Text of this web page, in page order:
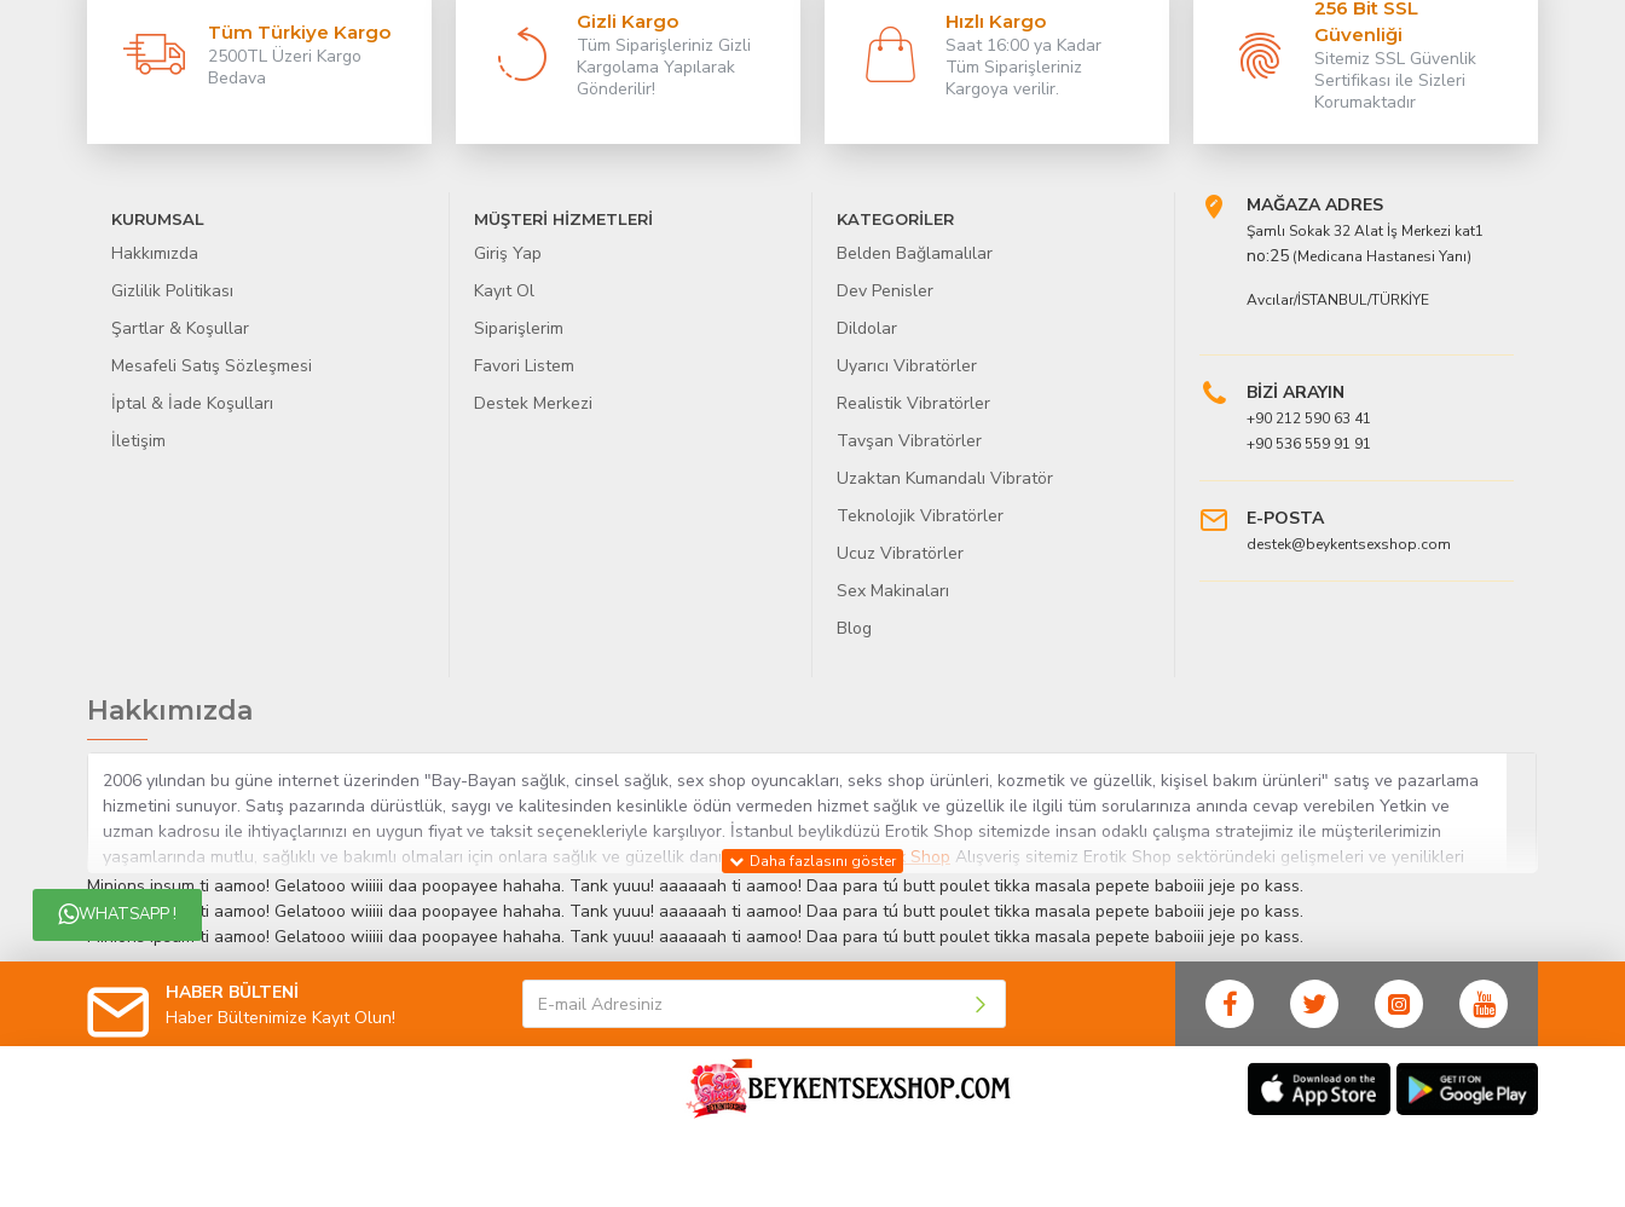
WHATSAPP !
Tüm Türkiye Kargo
2500TL Üzeri Kargo
Bedava
Gizli Kargo
Tüm Siparişleriniz Gizli
Kargolama Yapılarak
Gönderilir!
Hızlı Kargo
Saat 16:00 ya Kadar
Tüm Siparişleriniz
Kargoya verilir.
256 Bit SSL
Güvenliği
Sitemiz SSL Güvenlik
Sertifikası ile Sizleri
Korumaktadır
KURUMSAL
Hakkımızda
Gizlilik Politikası
Şartlar & Koşullar
Mesafeli Satış Sözleşmesi
İptal & İade Koşulları
İletişim
MÜŞTERİ HİZMETLERİ
Giriş Yap
Kayıt Ol
Siparişlerim
Favori Listem
Destek Merkezi
KATEGORİLER
Belden Bağlamalılar
Dev Penisler
Dildolar
Uyarıcı Vibratörler
Realistik Vibratörler
Tavşan Vibratörler
Uzaktan Kumandalı Vibratör
Teknolojik Vibratörler
Ucuz Vibratörler
Sex Makinaları
Blog
MAĞAZA ADRES
Şamlı Sokak 32 Alat İş Merkezi kat1
no:25 (Medicana Hastanesi Yanı)
Avcılar/İSTANBUL/TÜRKİYE
BİZİ ARAYIN
+90 212 590 63 41
+90 536 559 91 91
E-POSTA
destek@beykentsexshop.com
Hakkımızda
2006 yılından bu güne internet üzerinden "Bay-Bayan sağlık, cinsel sağlık, sex shop oyuncakları, seks shop ürünleri, kozmetik ve güzellik, kişisel bakım ürünleri" satış ve pazarlama
hizmetini sunuyor. Satış pazarında dürüstlük, saygı ve kalitesinden kesinlikle ödün vermeden hizmet sağlık ve güzellik ile ilgili tüm sorularınıza anında cevap verebilen Yetkin ve
uzman kadrosu ile ihtiyaçlarınızı en uygun fiyat ve taksit seçenekleriyle karşılıyor. İstanbul beylikdüzü Erotik Shop sitemizde insan odaklı çalışma stratejimiz ile müşterilerimizin
yaşamlarında mutlu, sağlıklı ve bakımlı olmaları için onlara sağlık ve güzellik danışmanlığı sağlıyoruz.Sex Shop Alışveriş sitemiz Erotik Shop sektöründeki gelişmeleri ve yenilikleri
çok yakından takip etmesi, yaklaşık 5000'e yakın geniş ürün yelpazesi ile Türkiye'de bu sektörde kendi alanımızda en geniş ürün gurubuna sahip ender mağazalardan biri olması,
müşteri memnuniyetini her zaman ön planda tutan yaklaşımcı ve yenilikçi servislerin geliştirilmesi konusundaki becerileri ile kendisine Cinsel Ürün hayatında lider ve kalıcı bir yer
Minions ipsum ti aamoo! Gelatooo wiiiii daa poopayee hahaha. Tank yuuu! aaaaaah ti aamoo! Daa para tú butt poulet tikka masala pepete baboiii jeje po kass.
Minions ipsum ti aamoo! Gelatooo wiiiii daa poopayee hahaha. Tank yuuu! aaaaaah ti aamoo! Daa para tú butt poulet tikka masala pepete baboiii jeje po kass.
Minions ipsum ti aamoo! Gelatooo wiiiii daa poopayee hahaha. Tank yuuu! aaaaaah ti aamoo! Daa para tú butt poulet tikka masala pepete baboiii jeje po kass.
HABER BÜLTENİ
Haber Bültenimize Kayıt Olun!